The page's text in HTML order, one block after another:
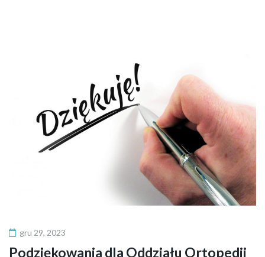
gru 29, 2023
Podziękowania dla Oddziału Ortopedii